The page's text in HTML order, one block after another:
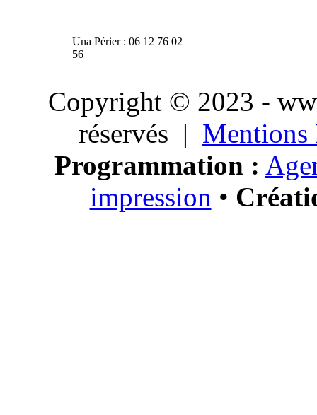
Una Périer : 06 12 76 02
56
Copyright © 2023 -
réservés | Mentions
Programmation :
impression •